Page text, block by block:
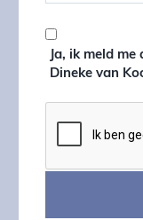
Nieuwsbrief
Ja, ik meld
Dineke van